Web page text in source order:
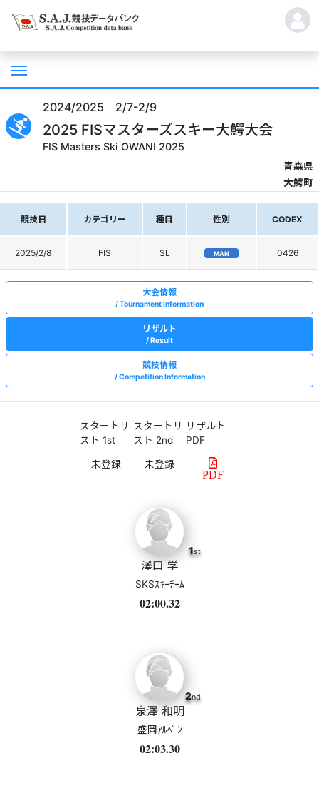
2024/2025 2/7-2/9
2025 FISマスターズスキー大鰐大会
FIS Masters Ski OWANI 2025
青森県
大鰐町
競技日 カテゴリー 種目 性別 CODEX
2025/2/8 FIS SL MAN 0426
大会情報
Tournament Information
リザルト
Result
競技情報
Competition Information
スタートリ
スト 1st
スタートリ
スト 2nd
リザルト
PDF
PDF
1st
澤口 学
SKSｽｷｰﾁｰﾑ
02:00.32
2nd
泉澤 和明
盛岡ｱﾙﾍﾟﾝ
02:03.30